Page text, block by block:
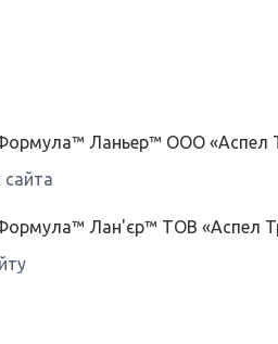
Ланьер™ ООО «Аспел
Лан'єр™ ТОВ «Аспел